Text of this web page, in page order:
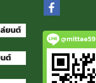
@mittae59